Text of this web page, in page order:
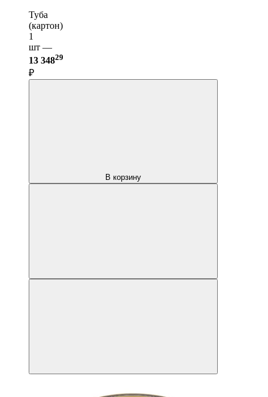
Туба
(картон)
1
шт —
13 34829
₽
В корзину